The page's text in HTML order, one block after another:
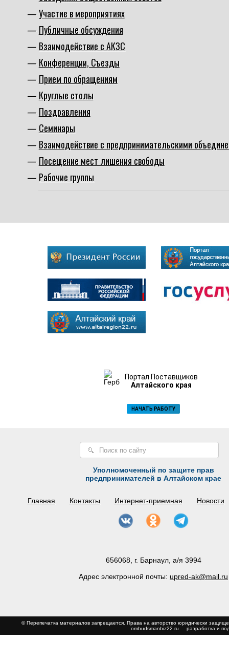
Участие в мероприятиях
Публичные обсуждения
Взаимодействие с АКЗС
Конференции, Съезды
Прием по обращениям
Круглые столы
Поздравления
Семинары
Взаимодействие с предпринимательскими
Посещение мест лишения свободы
Рабочие группы
Портал Поставщиков
Алтайского края
НАЧАТЬ РАБОТУ
Уполномоченный по защите прав
предпринимателей в Алтайском крае
Главная Контакты Интернет-приемная Новости
656068, г. Барнаул, а/я 3994
Адрес электронной почты: upred-ak@mail.ru
© Перепечатка материалов запрещается. Права на авторство юридически
ombudsmanbiz22.ru разработка и